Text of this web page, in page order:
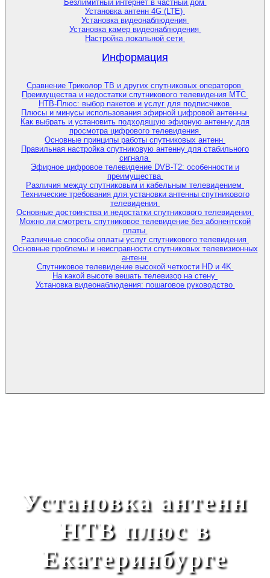
Безлимитный интернет в частный дом
Установка антенн 4G (LTE)
Установка видеонаблюдения
Установка камер видеонаблюдения
Настройка локальной сети
Информация
Сравнение Триколор ТВ и других спутниковых операторов
Преимущества и недостатки спутникового телевидения МТС
НТВ-Плюс: выбор пакетов и услуг для подписчиков
Плюсы и минусы использования эфирной цифровой антенны
Как выбрать и установить подходящую эфирную антенну для
просмотра цифрового телевидения
Основные принципы работы спутниковых антенн
Правильная настройка спутниковую антенну для стабильного
сигнала
Эфирное цифровое телевидение DVB-T2: особенности и
преимущества
Различия между спутниковым и кабельным телевидением
Технические требования для установки антенны спутникового
телевидения
Основные достоинства и недостатки спутникового телевидения
Можно ли смотреть спутниковое телевидение без абонентской
платы
Различные способы оплаты услуг спутникового телевидения
Основные проблемы и неисправности спутниковых телевизионных
антенн
Спутниковое телевидение высокой четкости HD и 4K
На какой высоте вешать телевизор на стену
Установка видеонаблюдения: пошаговое руководство
Установка антенн
НТВ плюс в
Екатеринбурге